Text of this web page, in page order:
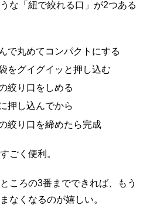
な「紐で絞れる口」が2つある
で丸めてコンパクトにする
をグイグイッと押し込む
絞り口をしめる
押し込んでから
絞り口を締めたら完成
ごく便利。
ころの3番までできれば、もう
なくなるのが嬉しい。